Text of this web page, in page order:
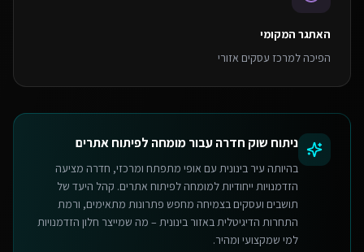
האתגר המקומי
הפיכה למרכז עסקים אזורי
ניתוח שוק חדרהעבורמומחה לפיתוח אתרים
בהיותה עיר בינונית עם אופי מתפתח ומרכזי, חדרה מציעה
הזדמנויות ייחודיות למומחה לפיתוח אתרים. קהל היעד של
תושבים ועסקים בצמיחה מחפש פתרונות מתאימים, ורמת
התחרות הדיגיטלית באזור בינונית – מה שמייצר חלון הזדמנויות
למי שמקצועי ומהיר.